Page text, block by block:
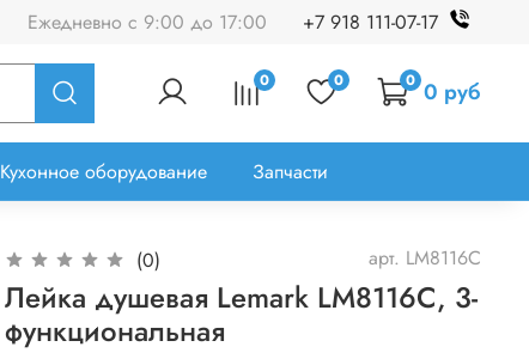
Ежедневно с 9:00 до 17:00 +7 918 111-07-17
0 0 0 0 руб
Кухонное оборудование Запчасти
(0)
арт. LM8116C
Лейка душевая Lemark LM8116C, 3-
функциональная